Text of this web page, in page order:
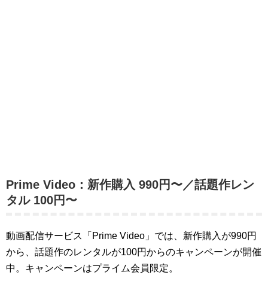
Prime Video：新作購入 990円〜／話題作レン
タル 100円〜
動画配信サービス「Prime Video」では、新作購入が990円
から、話題作のレンタルが100円からのキャンペーンが開催
中。キャンペーンはプライム会員限定。